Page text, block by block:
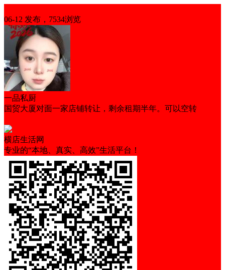
06-12 发布，7534浏览
一品私厨
国贸大厦对面一家店铺转让，剩余租期半年。可以空转
横店生活网
专业的“本地、真实、高效”生活平台！